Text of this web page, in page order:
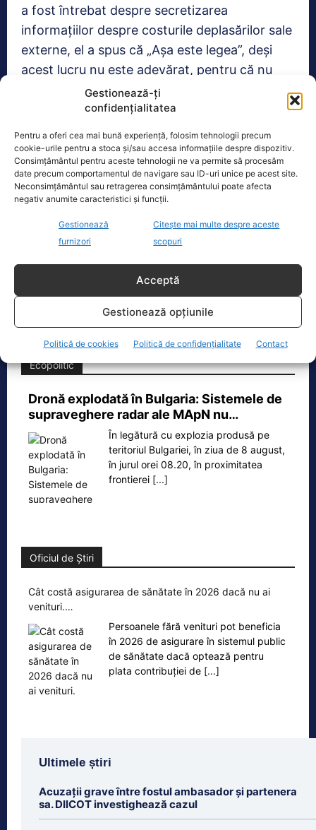
Gestionează-ți
confidențialitatea
Pentru a oferi cea mai bună experiență, folosim tehnologii precum
cookie-urile pentru a stoca și/sau accesa informațiile despre dispozitiv.
Consimțământul pentru aceste tehnologii ne va permite să procesăm
date precum comportamentul de navigare sau ID-uri unice pe acest site.
Neconsimțământul sau retragerea consimțământului poate afecta
negativ anumite caracteristici și funcții.
Gestionează
furnizori
Citește mai multe despre aceste
scopuri
Acceptă
Gestionează opțiunile
Politică de cookies Politică de confidențialitate Contact
a fost întrebat despre secretizarea
informațiilor despre costurile deplasărilor sale
externe, el a spus că „Așa este legea”, deși
acest lucru nu este adevărat, pentru că nu
este prevăzut în nicio lege că aceste
informații trebuie să fie secrete de stat.
TAGS IOHANNIS PRESEDINTE ZBORURI
Dronă doborâtă de un avion F‑16 în zona
O dronă a fost doborâtă vineri dimineață de un avion
Ecopolitic
Dronă explodată în Bulgaria: Sistemele de
supraveghere radar ale MApN nu…
În legătură cu explozia produsă pe
teritoriul Bulgariei, în ziua de 8 august,
în jurul orei 08.20, în proximitatea
frontierei [...]
Oficiul de Știri
Cât costă asigurarea de sănătate în 2026 dacă nu ai
venituri.…
Persoanele fără venituri pot beneficia
în 2026 de asigurare în sistemul public
de sănătate dacă optează pentru
plata contribuției de [...]
Ultimele știri
Acuzații grave între fostul ambasador și partenera
sa. DIICOT investighează cazul